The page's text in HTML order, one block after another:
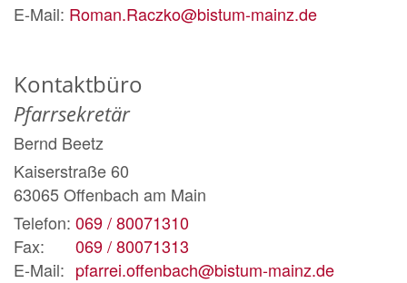
E-Mail: Roman.Raczko@bistum-mainz.de
Kontaktbüro
Pfarrsekretär
Bernd Beetz
Kaiserstraße 60
63065Offenbach am Main
Telefon: 069 / 80071310
Fax:
069 / 80071313
E-Mail: pfarrei.offenbach@bistum-mainz.de